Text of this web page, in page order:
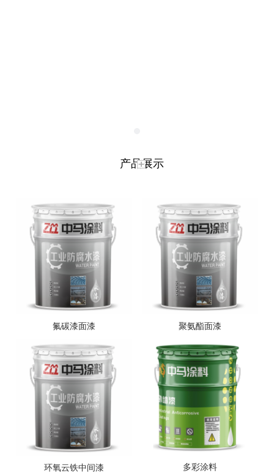
产品展示
氟碳漆面漆 聚氨酯面漆
环氧云铁中间漆 多彩涂料